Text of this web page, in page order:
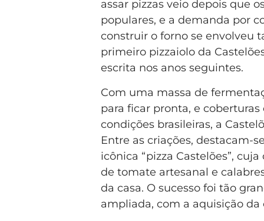
assar pizzas veio depois que
populares, e a demanda por
construir o forno se envolveu
primeiro pizzaiolo da
escrita nos anos seguintes.
Com uma massa de
para ficar pronta, e
condições brasileiras, a
Entre as criações, destacam-
icônica “pizza Castelões”,
de tomate artesanal e
da casa. O sucesso foi tão
ampliada, com a aquisição da